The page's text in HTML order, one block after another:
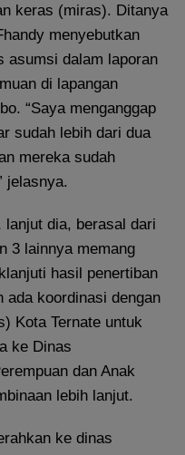
keras (miras). Ditanya
menyebutkan
asumsi dalam laporan
di lapangan
“Saya menganggap
sudah lebih dari dua
mereka sudah
jelasnya.
dia, berasal dari
3 lainnya memang
hasil penertiban
ada koordinasi dengan
Kota Ternate untuk
ke Dinas
dan Anak
lebih lanjut.
ke dinas